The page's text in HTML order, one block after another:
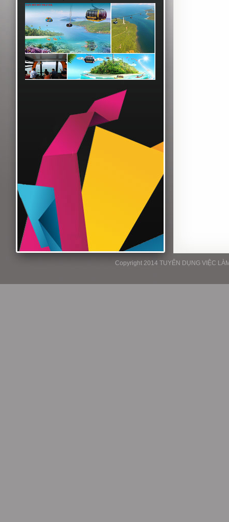
Copyright 2014 TUYỂN DỤNG VIỆC